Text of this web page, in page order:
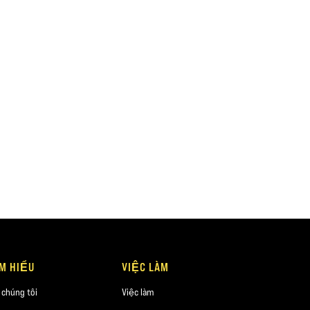
HIỂU
tôi
VIỆC LÀM
Việc làm